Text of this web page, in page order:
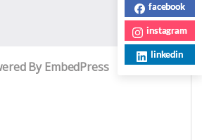
By EmbedPress
facebook
instagram
linkedin